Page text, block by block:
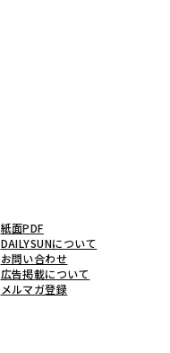
紙面PDF
DAILYSUNについて
お問い合わせ
広告掲載について
メルマガ登録